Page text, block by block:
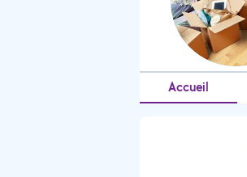
Accueil